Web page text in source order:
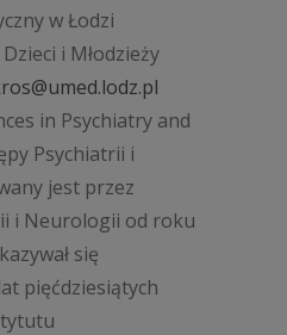
w Łodzi
i Młodzieży
in Psychiatry and
Psychiatrii i
jest przez
i Neurologii od roku
się
pięćdziesiątych